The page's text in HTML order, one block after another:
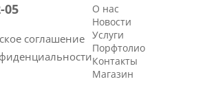
05
соглашение
О нас
Новости
Услуги
Порфтолио
Контакты
Магазин